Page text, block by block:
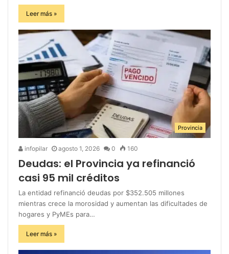
Leer más »
Provincia
infopilar agosto 1, 2026 0 160
Deudas: el Provincia ya refinanció
casi 95 mil créditos
La entidad refinanció deudas por $352.505 millones
mientras crece la morosidad y aumentan las dificultades de
hogares y PyMEs para…
Leer más »